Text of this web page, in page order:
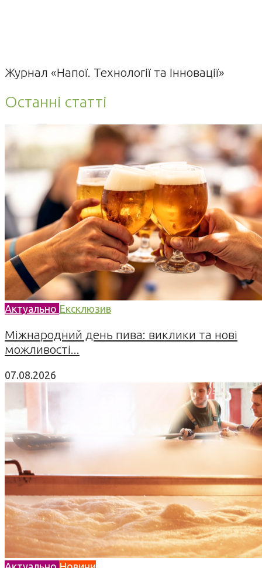
Журнал «Напої. Технології та Інновації»
Останні статті
Актуально Ексклюзив
Міжнародний день пива: виклики та нові
можливості...
07.08.2026